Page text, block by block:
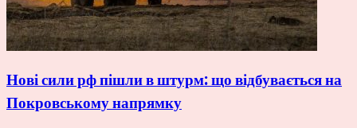
Нові сили рф пішли в штурм: що відбувається на
Покровському напрямку